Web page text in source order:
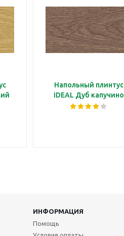
Напольный плинтус
IDEAL Дуб капучино
ИНФОРМАЦИЯ
Помощь